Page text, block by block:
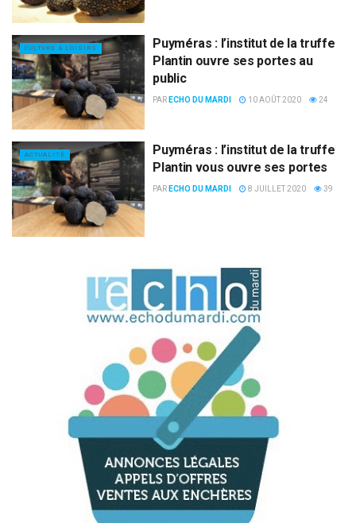
CULTURE & LOISIRS
Puyméras : l’institut de la truffe
Plantin ouvre ses portes au
public
PAR ECHO DU MARDI 10 AOÛT 2020 24
ACTUALITÉ
Puyméras : l’institut de la truffe
Plantin vous ouvre ses portes
PAR ECHO DU MARDI 8 JUILLET 2020 39